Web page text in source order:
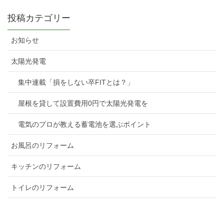
投稿カテゴリー
お知らせ
太陽光発電
集中連載「損をしない卒FITとは？」
屋根を貸して設置費用0円で太陽光発電を
電気のプロが教える蓄電池を選ぶポイント
お風呂のリフォーム
キッチンのリフォーム
トイレのリフォーム